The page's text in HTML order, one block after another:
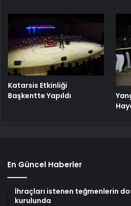
Katarsis Etkinliği
Başkentte Yapıldı
En Güncel Haberler
İhraçları istenen teğmenlerin
kurulunda